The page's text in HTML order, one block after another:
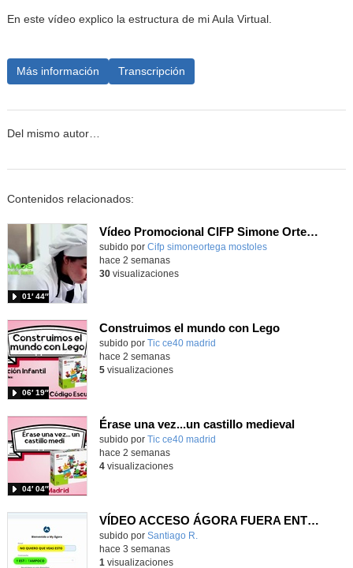
En este vídeo explico la estructura de mi Aula Virtual.
Más información Transcripción
Del mismo autor…
Contenidos relacionados:
Vídeo Promocional CIFP Simone Ortega
Contenido educativo.
subido por Cifp simoneortega mostoles
01′ 44″
-
hace 2 semanas
30visualizaciones
Construimos el mundo con Lego
subido por Tic ce40 madrid
06′ 19″
hace 2 semanas
5visualizaciones
Érase una vez...un castillo medieval
subido por Tic ce40 madrid
04′ 04″
hace 2 semanas
4visualizaciones
VÍDEO ACCESO ÁGORA FUERA ENTORNO ESCUELA
Contenido educativo.
subido por Santiago R.
hace 3 semanas
1 visualizaciones